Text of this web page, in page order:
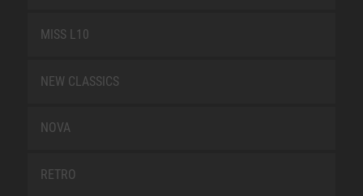
MISS L10
NEW CLASSICS
NOVA
RETRO